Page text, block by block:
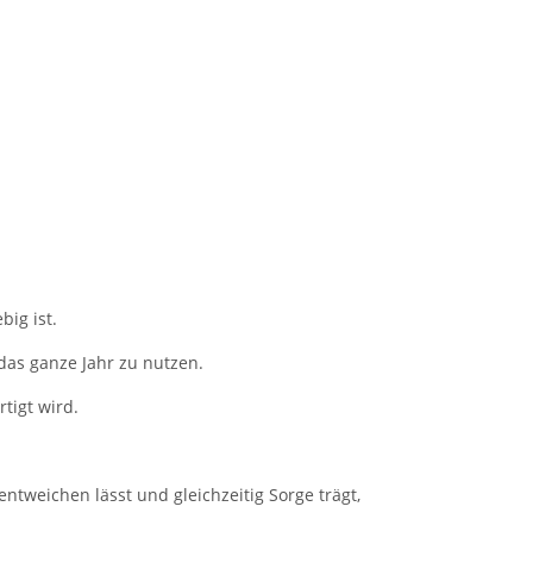
ist.
ganze Jahr zu nutzen.
wird.
lässt und gleichzeitig Sorge trägt,